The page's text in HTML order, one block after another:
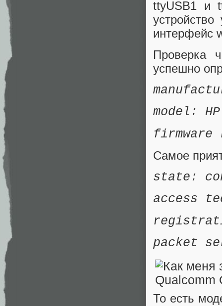
ttyUSB1 и
интерфейс
Проверка
успешно
model:
firmware
Самое
state:
access
packet
То есть